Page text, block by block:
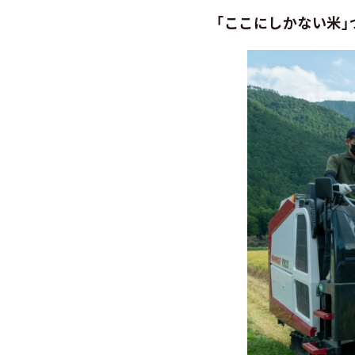
「ここにしかない米